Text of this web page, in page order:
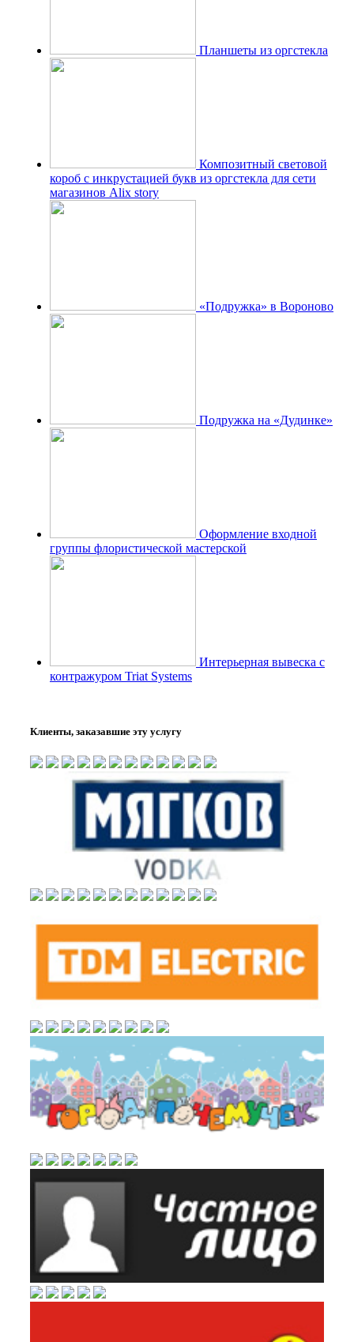
Планшеты из оргстекла
Композитный световой
короб с инкрустацией букв из оргстекла для сети
магазинов Alix story
«Подружка» в Вороново
Подружка на «Дудинке»
Оформление входной
группы флористической мастерской
Интерьерная вывеска с
контражуром Triat Systems
Клиенты, заказавшие эту услугу